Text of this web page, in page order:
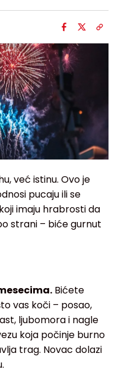
već istinu. Ovo je
pucaju ili se
imaju hrabrosti da
strani – biće gurnut
Bićete
vas koči – posao,
ljubomora i nagle
koja počinje burno
trag. Novac dolazi